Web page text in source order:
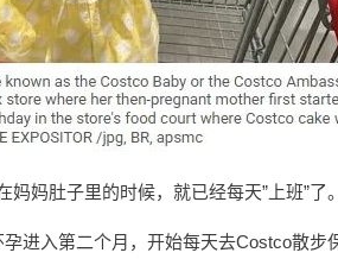
妈肚子里的时候，就已经每天”上班”了。
进入第二个月，开始每天去Costco散步